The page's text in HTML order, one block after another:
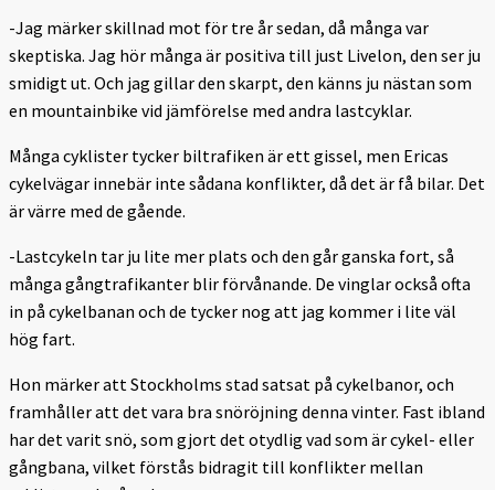
-Jag märker skillnad mot för tre år sedan, då många var
skeptiska. Jag hör många är positiva till just Livelon, den ser ju
smidigt ut. Och jag gillar den skarpt, den känns ju nästan som
en mountainbike vid jämförelse med andra lastcyklar.
Många cyklister tycker biltrafiken är ett gissel, men Ericas
cykelvägar innebär inte sådana konflikter, då det är få bilar. Det
är värre med de gående.
-Lastcykeln tar ju lite mer plats och den går ganska fort, så
många gångtrafikanter blir förvånande. De vinglar också ofta
in på cykelbanan och de tycker nog att jag kommer i lite väl
hög fart.
Hon märker att Stockholms stad satsat på cykelbanor, och
framhåller att det vara bra snöröjning denna vinter. Fast ibland
har det varit snö, som gjort det otydlig vad som är cykel- eller
gångbana, vilket förstås bidragit till konflikter mellan